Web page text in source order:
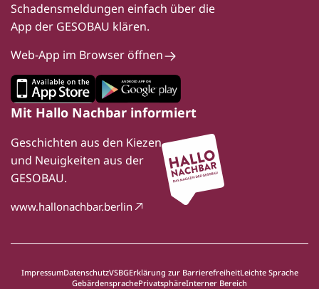
Schadensmeldungen einfach über die
App der GESOBAU klären.
Web-App im Browser öffnen
Mit Hallo Nachbar informiert
Geschichten aus den Kiezen
und Neuigkeiten aus der
GESOBAU.
www.hallonachbar.berlin
ImpressumDatenschutzVSBGErklärung zur BarrierefreiheitLeichte Sprache
GebärdensprachePrivatsphäreInterner Bereich